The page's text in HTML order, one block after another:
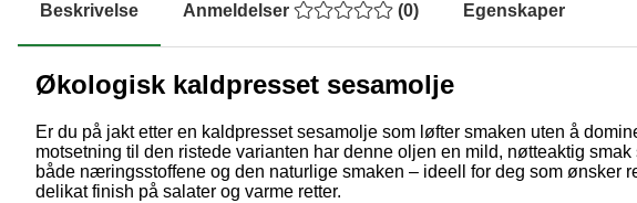
Beskrivelse Anmeldelser (0) Egenskaper
Økologisk kaldpresset sesamolje
Er du på jakt etter en kaldpresset sesamolje som løfter smaken uten å
motsetning til den ristede varianten har denne oljen en mild, nøtteaktig
både næringsstoffene og den naturlige smaken – ideell for deg som ønsker
delikat finish på salater og varme retter.